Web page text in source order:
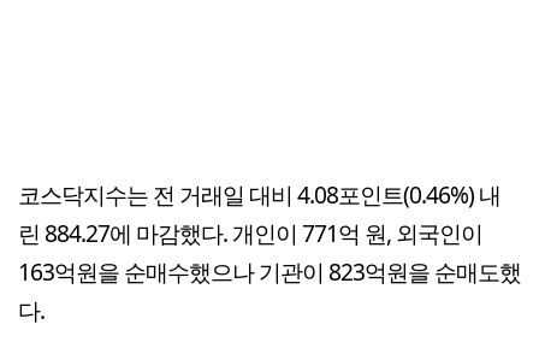
코스닥지수는 전 거래일 대비 4.08포인트(0.46%) 내
린 884.27에 마감했다. 개인이 771억 원, 외국인이
163억원을 순매수했으나 기관이 823억원을 순매도했
다.